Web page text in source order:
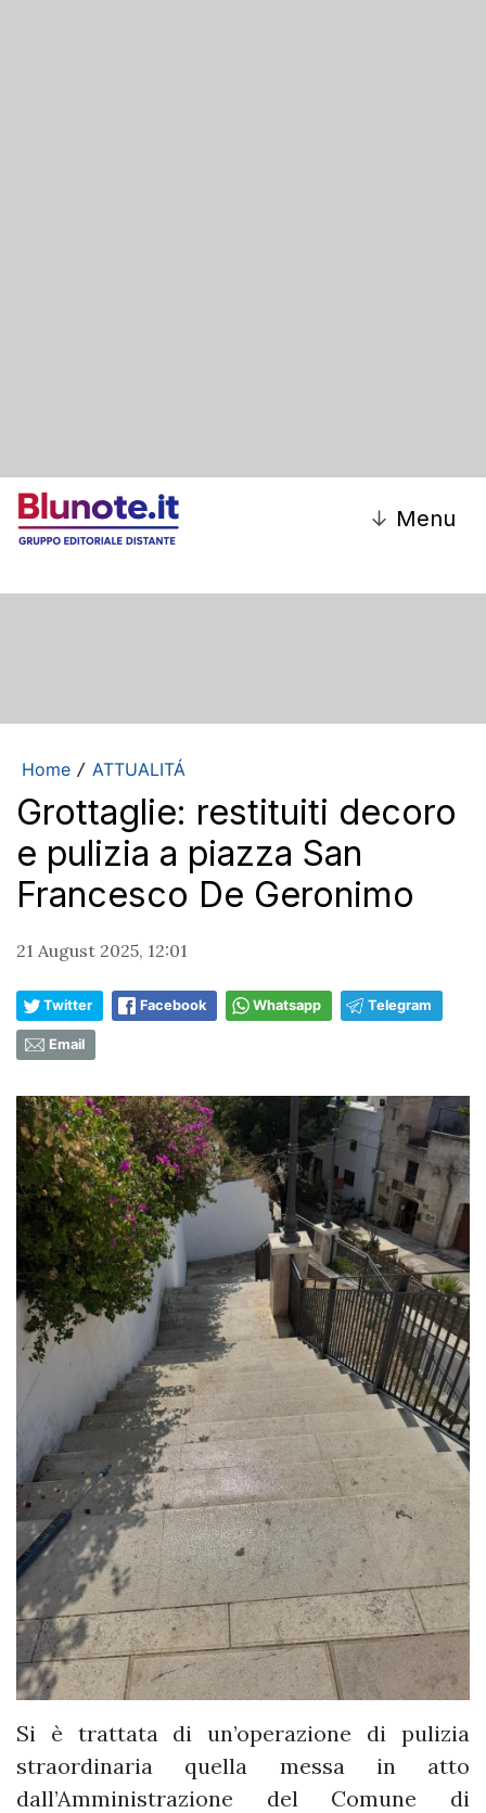
↓ Menu
Home / ATTUALITÁ
Grottaglie: restituiti decoro
e pulizia a piazza San
Francesco De Geronimo
21 August 2025, 12:01
Twitter Facebook Whatsapp Telegram
Email
Si è trattata di un’operazione di pulizia
straordinaria quella messa in atto
dall’Amministrazione del Comune di